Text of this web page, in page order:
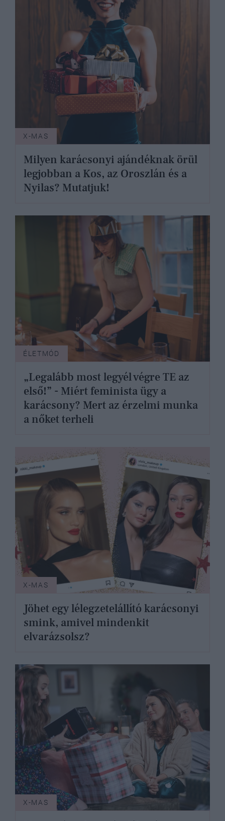
X-MAS
Milyen karácsonyi ajándéknak örül
legjobban a Kos, az Oroszlán és a
Nyilas? Mutatjuk!
ÉLETMÓD
„Legalább most legyél végre TE az
első!” - Miért feminista ügy a
karácsony? Mert az érzelmi munka
a nőket terheli
X-MAS
Jöhet egy lélegzetelállító karácsonyi
smink, amivel mindenkit
elvarázsolsz?
X-MAS